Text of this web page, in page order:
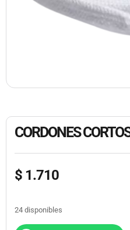
CORDONES
$ 1.710
24 disponibles